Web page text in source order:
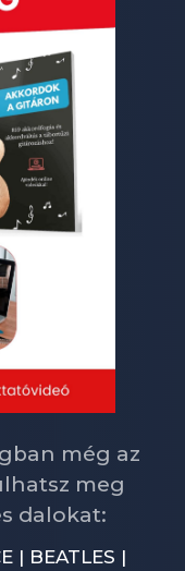
még az
meg
dalokat:
| BEATLES |